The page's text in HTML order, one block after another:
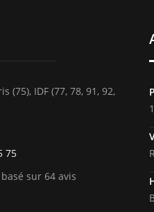
(75), IDF (77, 78, 91, 92,
75
sur 64 avis